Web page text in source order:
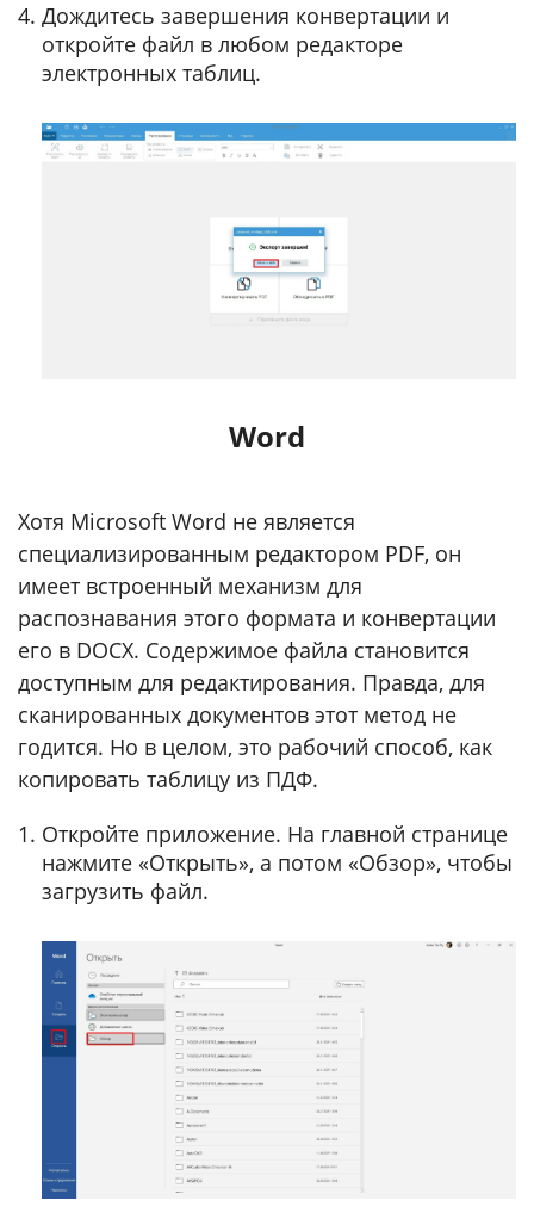
Дождитесь завершения конвертации и
откройте файл в любом редакторе
электронных таблиц.
Word
Хотя Microsoft Word не является
специализированным редактором PDF, он
имеет встроенный механизм для
распознавания этого формата и конвертации
его в DOCX. Содержимое файла становится
доступным для редактирования. Правда, для
сканированных документов этот метод не
годится. Но в целом, это рабочий способ, как
копировать таблицу из ПДФ.
Откройте приложение. На главной странице
нажмите «Открыть», а потом «Обзор», чтобы
загрузить файл.